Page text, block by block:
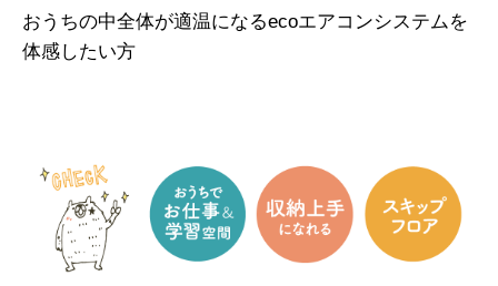
おうちの中全体が適温になるecoエアコンシステムを
体感したい方